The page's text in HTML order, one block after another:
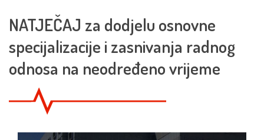
NATJEČAJ za dodjelu osnovne
specijalizacije i zasnivanja radnog
odnosa na neodređeno vrijeme